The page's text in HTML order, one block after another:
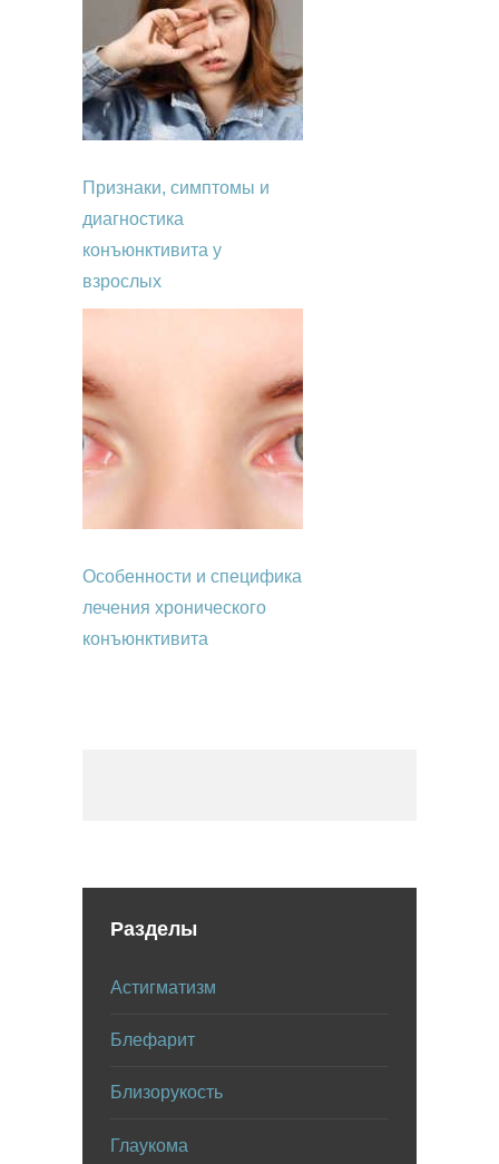
Признаки, симптомы и
диагностика
конъюнктивита у
взрослых
Особенности и специфика
лечения хронического
конъюнктивита
Разделы
Астигматизм
Блефарит
Близорукость
Глаукома